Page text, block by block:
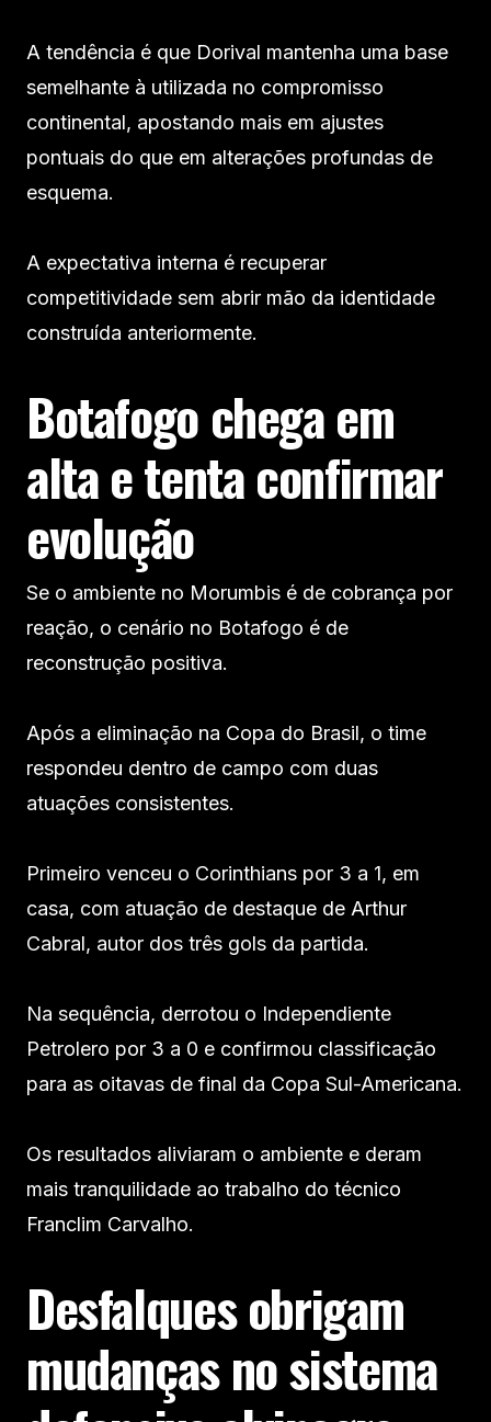
A tendência é que Dorival mantenha uma base
semelhante à utilizada no compromisso
continental, apostando mais em ajustes
pontuais do que em alterações profundas de
esquema.
A expectativa interna é recuperar
competitividade sem abrir mão da identidade
construída anteriormente.
Botafogo chega em
alta e tenta confirmar
evolução
Se o ambiente no Morumbis é de cobrança por
reação, o cenário no Botafogo é de
reconstrução positiva.
Após a eliminação na Copa do Brasil, o time
respondeu dentro de campo com duas
atuações consistentes.
Primeiro venceu o Corinthians por 3 a 1, em
casa, com atuação de destaque de Arthur
Cabral, autor dos três gols da partida.
Na sequência, derrotou o Independiente
Petrolero por 3 a 0 e confirmou classificação
para as oitavas de final da Copa Sul-Americana.
Os resultados aliviaram o ambiente e deram
mais tranquilidade ao trabalho do técnico
Franclim Carvalho.
Desfalques obrigam
mudanças no sistema